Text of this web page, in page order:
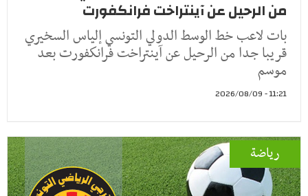
من الرحيل عن آينتراخت فرانكفورت
بات لاعب خط الوسط الدولي التونسي إلياس السخيري
قريبا جدا من الرحيل عن آينتراخت فرانكفورت بعد
موسم
11:21 - 2026/08/09
رياضة